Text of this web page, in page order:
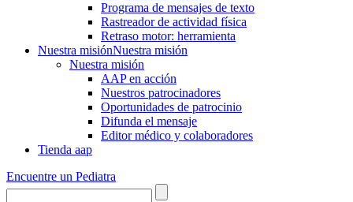
Programa de mensajes de texto
Rastre​​ador de activida​d física
Retraso motor: herramienta
Nuestra misiónNuestra misión
Nuestra misión
AAP en acción
Nuestros patrocinadores
Oportunidades de patrocinio
Difunda el mensaje
Editor médico y colaboradores
Tienda aap
Encuentre un Pediatra